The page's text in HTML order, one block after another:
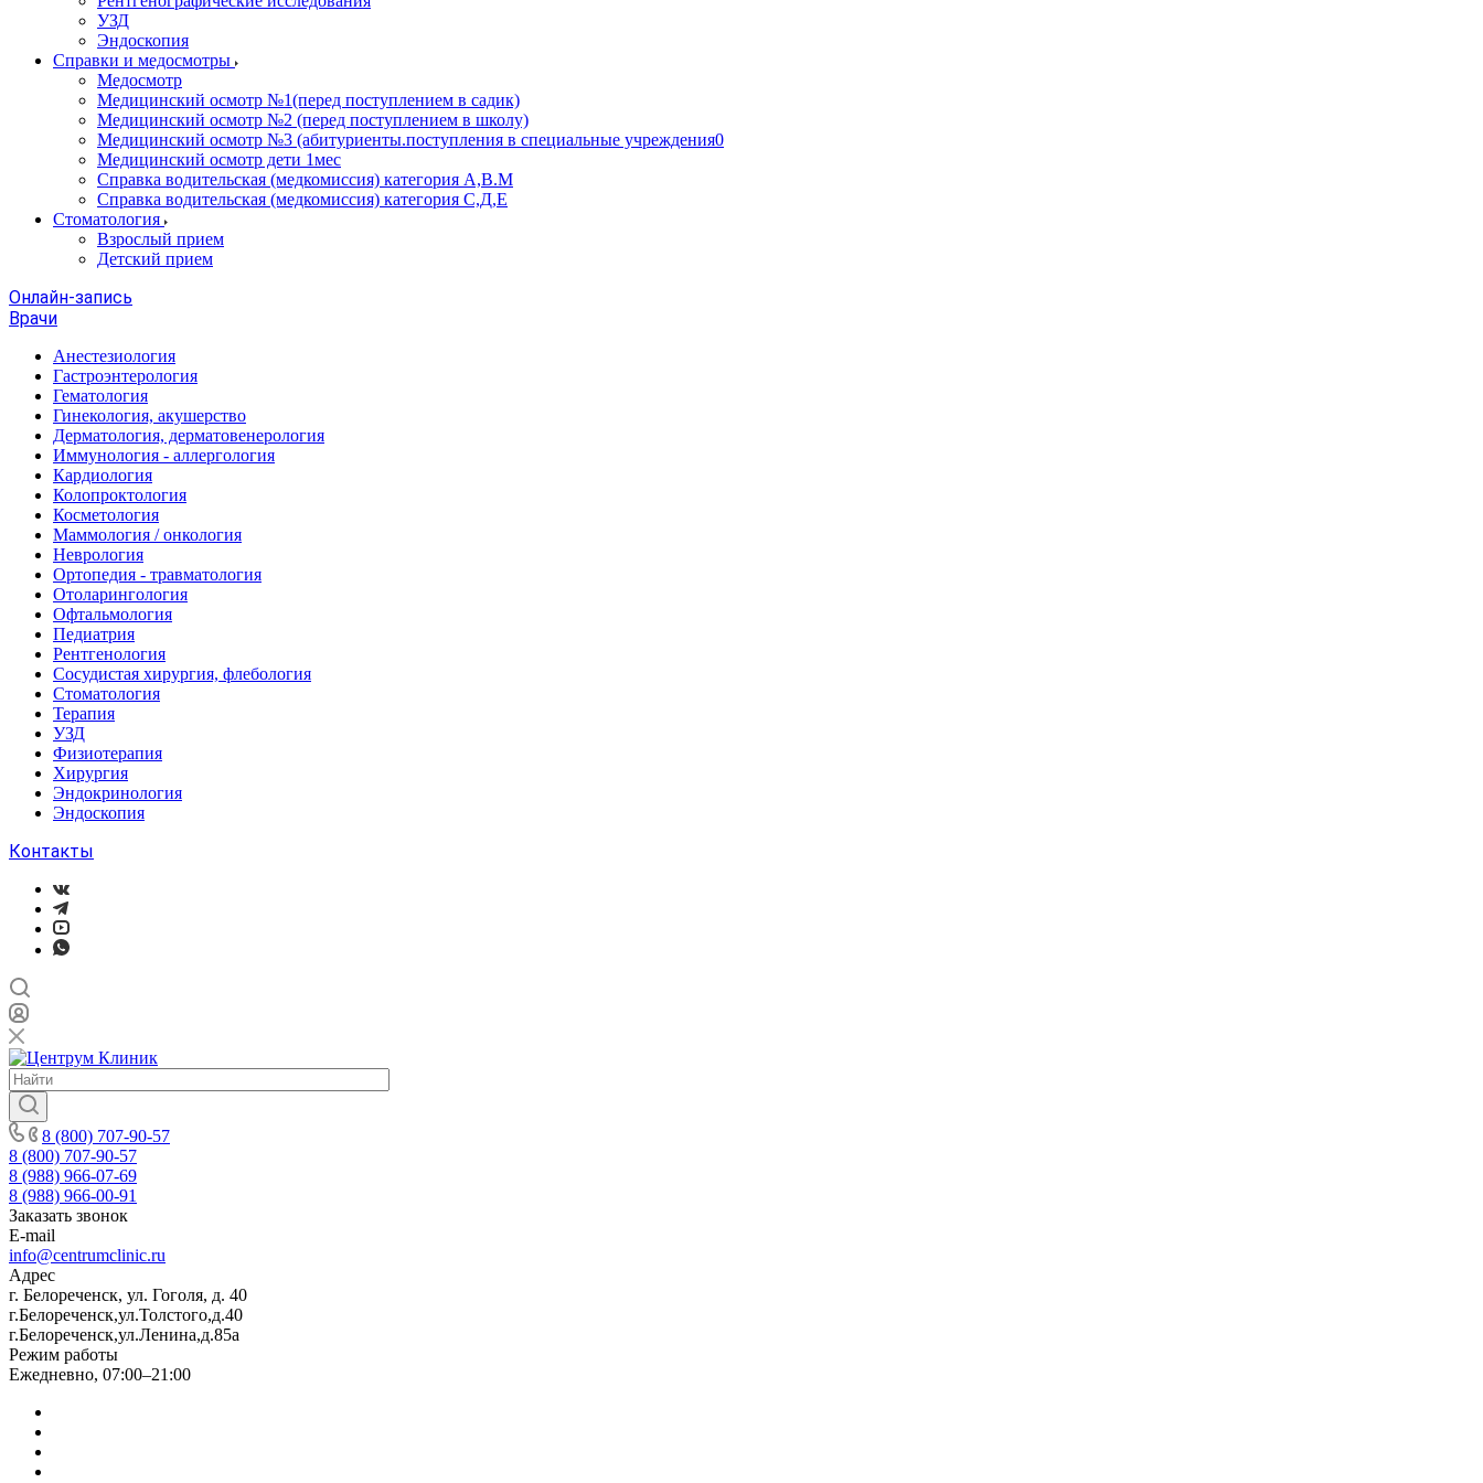
УЗД
Эндоскопия
Справки и медосмотры
Медосмотр
Медицинский осмотр №1(перед поступлением в садик)
Медицинский осмотр №2 (перед поступлением в школу)
Медицинский осмотр №3 (абитуриенты.поступления в специальные учреждения0
Медицинский осмотр дети 1мес
Справка водительская (медкомиссия) категория А,В.М
Справка водительская (медкомиссия) категория С,Д,Е
Стоматология
Взрослый прием
Детский прием
Онлайн-запись
Врачи
Анестезиология
Гастроэнтерология
Гематология
Гинекология, акушерство
Дерматология, дерматовенерология
Иммунология - аллергология
Кардиология
Колопроктология
Косметология
Маммология / онкология
Неврология
Ортопедия - травматология
Отоларингология
Офтальмология
Педиатрия
Рентгенология
Сосудистая хирургия, флебология
Стоматология
Терапия
УЗД
Физиотерапия
Хирургия
Эндокринология
Эндоскопия
Контакты
8 (800) 707-90-57
8 (800) 707-90-57
8 (988) 966-07-69
8 (988) 966-00-91
Заказать звонок
E-mail
info@centrumclinic.ru
Адрес
г. Белореченск, ул. Гоголя, д. 40
г.Белореченск,ул.Толстого,д.40
г.Белореченск,ул.Ленина,д.85а
Режим работы
Ежедневно, 07:00–21:00